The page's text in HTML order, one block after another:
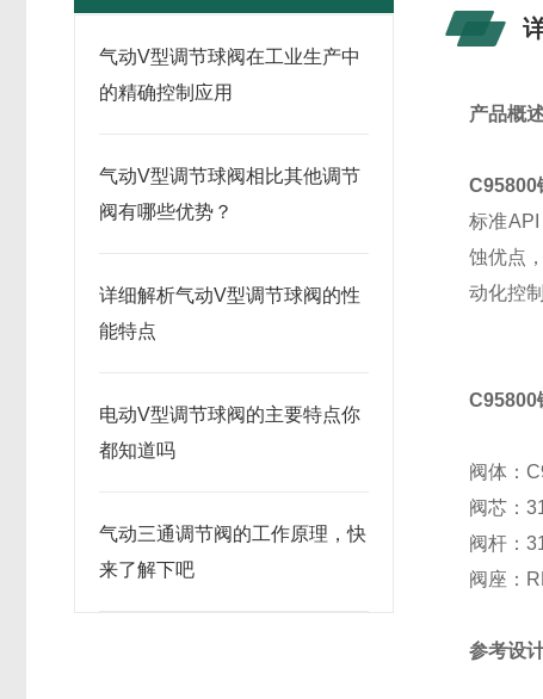
气动V型调节球阀在工业生产中
的精确控制应用
气动V型调节球阀相比其他调节
阀有哪些优势？
详细解析气动V型调节球阀的性
能特点
电动V型调节球阀的主要特点你
都知道吗
气动三通调节阀的工作原理，快
来了解下吧
产品概
C95800
标准
蚀优点
动化控制
C95800
阀体：
阀芯：
阀杆：
阀座：
参考设